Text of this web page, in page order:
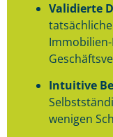
Validierte
Intuitive
wenigen